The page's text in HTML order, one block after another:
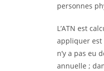
personnes
L’ATN est
appliquer est
n’y a pas eu
annuelle ;